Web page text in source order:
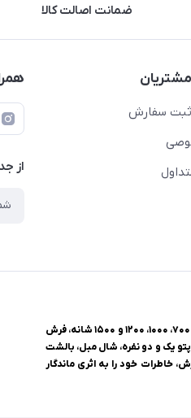
ضمانت اصالت کالا
ثبت سفارش
از
فروشگاه اینترنتی یزدانا، مرجع تخصصی خرید فرش و منسوجات خانگی، با ارائه گسترده‌ترین محصولات از فرش ماشینی با تراکم‌های ۴۴۰، ۵۰۰، ۷۰۰، ۱۰۰۰، ۱۲۰۰ و ۱۵۰۰ شانه، فرش
یک و دو نفره، شال مبل، بالشت
خاطرات خود را به اثری ماندگار